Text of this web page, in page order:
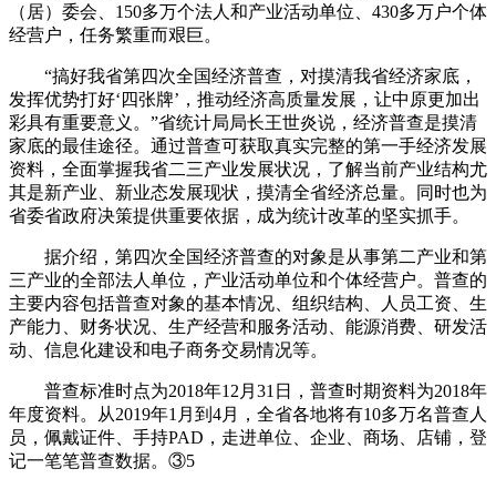
（居）委会、150多万个法人和产业活动单位、430多万户个体
经营户，任务繁重而艰巨。
“搞好我省第四次全国经济普查，对摸清我省经济家底，
发挥优势打好‘四张牌’，推动经济高质量发展，让中原更加出
彩具有重要意义。”省统计局局长王世炎说，经济普查是摸清
家底的最佳途径。通过普查可获取真实完整的第一手经济发展
资料，全面掌握我省二三产业发展状况，了解当前产业结构尤
其是新产业、新业态发展现状，摸清全省经济总量。同时也为
省委省政府决策提供重要依据，成为统计改革的坚实抓手。
据介绍，第四次全国经济普查的对象是从事第二产业和第
三产业的全部法人单位，产业活动单位和个体经营户。普查的
主要内容包括普查对象的基本情况、组织结构、人员工资、生
产能力、财务状况、生产经营和服务活动、能源消费、研发活
动、信息化建设和电子商务交易情况等。
普查标准时点为2018年12月31日，普查时期资料为2018年
年度资料。从2019年1月到4月，全省各地将有10多万名普查人
员，佩戴证件、手持PAD，走进单位、企业、商场、店铺，登
记一笔笔普查数据。③5